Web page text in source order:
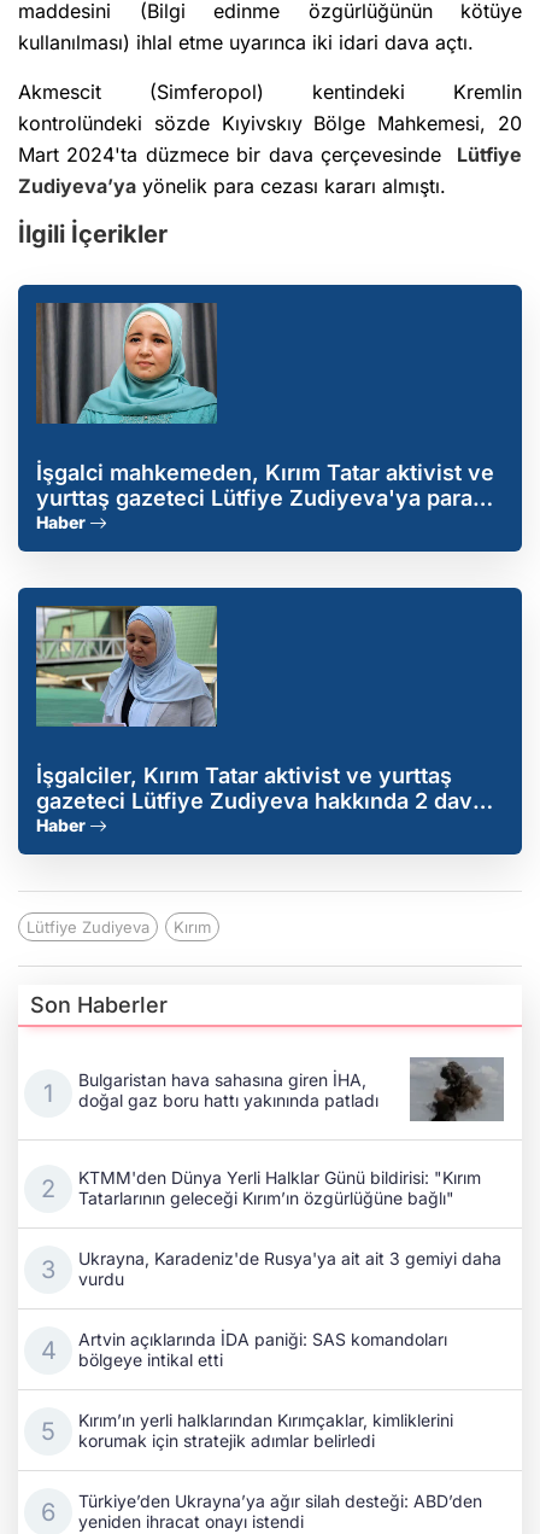
maddesini (Bilgi edinme özgürlüğünün kötüye
kullanılması) ihlal etme uyarınca iki idari dava açtı.
Akmescit (Simferopol) kentindeki Kremlin
kontrolündeki sözde Kıyivskıy Bölge Mahkemesi, 20
Mart 2024'ta düzmece bir dava çerçevesinde Lütfiye
Zudiyeva’ya yönelik para cezası kararı almıştı.
İlgili İçerikler
İşgalci mahkemeden, Kırım Tatar aktivist ve
yurttaş gazeteci Lütfiye Zudiyeva'ya para
cezası
Haber
İşgalciler, Kırım Tatar aktivist ve yurttaş
gazeteci Lütfiye Zudiyeva hakkında 2 dava
açtı
Haber
Lütfiye Zudiyeva Kırım
Son Haberler
Bulgaristan hava sahasına giren İHA,
doğal gaz boru hattı yakınında patladı
KTMM'den Dünya Yerli Halklar Günü bildirisi: "Kırım
Tatarlarının geleceği Kırım’ın özgürlüğüne bağlı"
Ukrayna, Karadeniz'de Rusya'ya ait ait 3 gemiyi daha
vurdu
Artvin açıklarında İDA paniği: SAS komandoları
bölgeye intikal etti
Kırım’ın yerli halklarından Kırımçaklar, kimliklerini
korumak için stratejik adımlar belirledi
Türkiye’den Ukrayna’ya ağır silah desteği: ABD’den
yeniden ihracat onayı istendi